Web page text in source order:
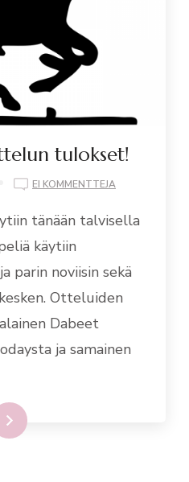
tulokset!
EI KOMMENTTEJA
OTTELUN
tänään talvisella
käytiin
parin noviisin sekä
Otteluiden
Dabeet
ja samainen